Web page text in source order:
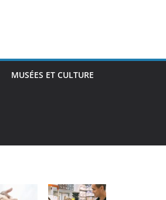
MUSÉES ET CULTURE